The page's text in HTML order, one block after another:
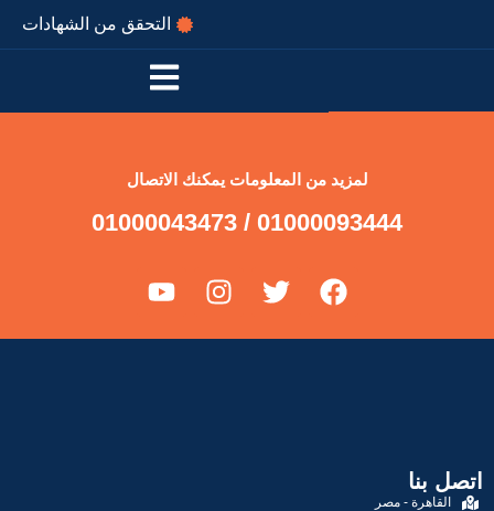
التحقق من الشهادات
لمزيد من المعلومات يمكنك الاتصال
01000093444 / 01000043473
اتصل بنا
القاهرة - مصر